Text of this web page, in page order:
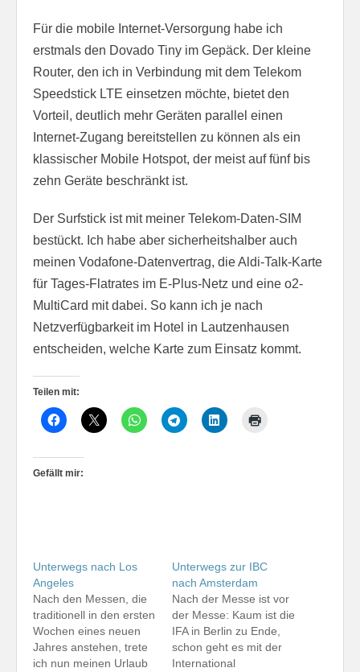
Für die mobile Internet-Versorgung habe ich
erstmals den Dovado Tiny im Gepäck. Der kleine
Router, den ich in Verbindung mit dem Telekom
Speedstick LTE einsetzen möchte, bietet den
Vorteil, deutlich mehr Geräten parallel einen
Internet-Zugang bereitstellen zu können als ein
klassischer Mobile Hotspot, der meist auf fünf bis
zehn Geräte beschränkt ist.
Der Surfstick ist mit meiner Telekom-Daten-SIM
bestückt. Ich habe aber sicherheitshalber auch
meinen Vodafone-Datenvertrag, die Aldi-Talk-Karte
für Tages-Flatrates im E-Plus-Netz und eine o2-
MultiCard mit dabei. So kann ich je nach
Netzverfügbarkeit im Hotel in Lautzenhausen
entscheiden, welche Karte zum Einsatz kommt.
Teilen mit:
Gefällt mir:
Unterwegs nach Los
Angeles
Nach den Messen, die
traditionell in den ersten
Wochen eines neuen
Jahres anstehen, trete
ich nun meinen Urlaub
Unterwegs zur IBC
nach Amsterdam
Nach der Messe ist vor
der Messe: Kaum ist die
IFA in Berlin zu Ende,
schon geht es mit der
International